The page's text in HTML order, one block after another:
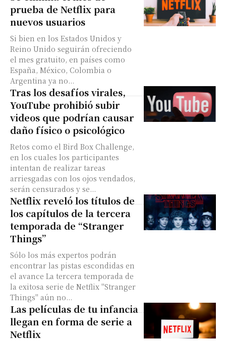
prueba de Netflix para
nuevos usuarios
Si bien en los Estados Unidos y
Reino Unido seguirán ofreciendo
el mes gratuito, en países como
España, México, Colombia o
Argentina ya no...
Tras los desafíos virales,
YouTube prohibió subir
videos que podrían causar
daño físico o psicológico
Retos como el Bird Box Challenge,
en los cuales los participantes
intentan de realizar tareas
arriesgadas con los ojos vendados,
serán censurados y se...
Netflix reveló los títulos de
los capítulos de la tercera
temporada de “Stranger
Things”
Sólo los más expertos podrán
encontrar las pistas escondidas en
el avance La tercera temporada de
la exitosa serie de Netflix "Stranger
Things" aún no...
Las películas de tu infancia
llegan en forma de serie a
Netflix